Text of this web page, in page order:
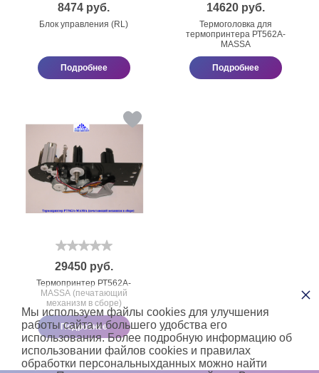
8474 руб.
Блок управления (RL)
Подробнее
14620 руб.
Термоголовка для
термопринтера РТ562А-
МАSSА
Подробнее
29450 руб.
Термопринтер РТ562А-
МАSSА (печатающий
механизм в сборе)
Подробнее
Мы используем файлы cookies для улучшения
работы сайта и большего удобства его
использования. Более подробную информацию об
использовании файлов cookies и правилах
обработки персональныхданных можно найти
×